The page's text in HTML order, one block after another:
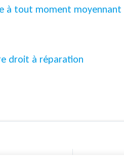
à tout moment moyennant
droit à réparation